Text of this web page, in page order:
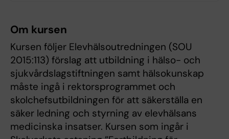
Om kursen
Kursen följer Elevhälsoutredningen (SOU
2015:113) förslag att utbildning i hälso- och
sjukvårdslagstiftningen samt hälsokunskap
måste ingå i rektorsprogrammet och
skolchefsutbildningen för att säkerställa en
säker ledning och styrning av elevhälsans
medicinska insatser. Kursen som ingår i